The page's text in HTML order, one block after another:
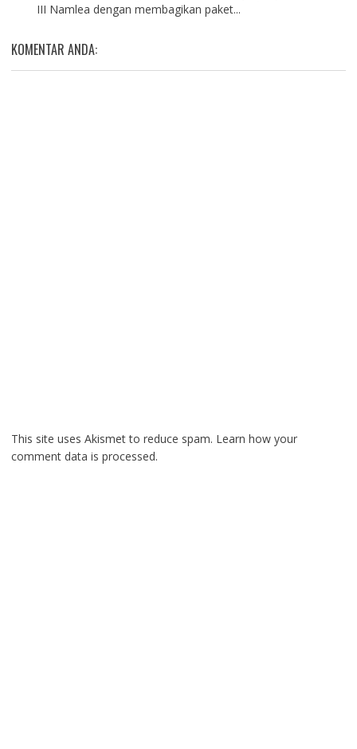
III Namlea dengan membagikan paket...
KOMENTAR ANDA:
This site uses Akismet to reduce spam. Learn how your
comment data is processed.